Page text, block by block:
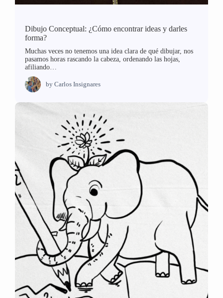
Dibujo Conceptual: ¿Cómo encontrar ideas y darles
forma?
Muchas veces no tenemos una idea clara de qué dibujar, nos
pasamos horas rascando la cabeza, ordenando las hojas,
afiliando…
by Carlos Insignares